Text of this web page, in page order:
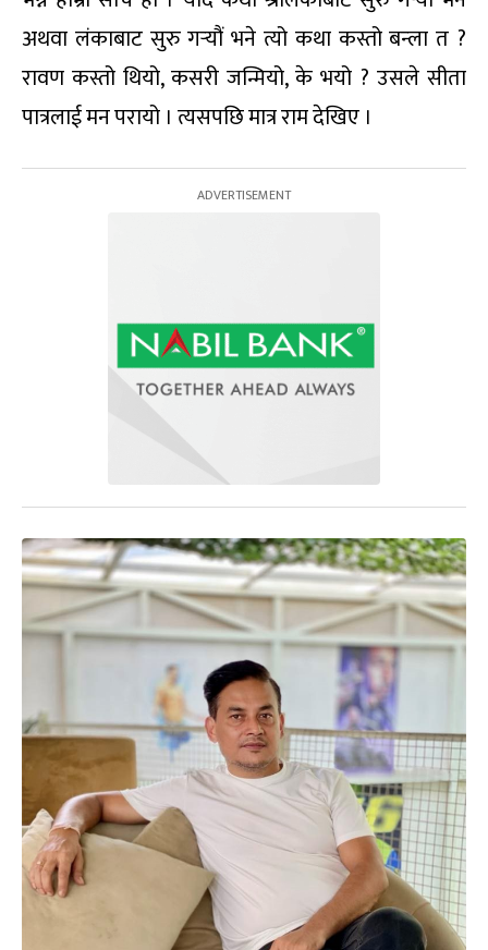
अथवा लंकाबाट सुरु गर्‍यौं भने त्यो कथा कस्तो बन्ला त ?
रावण कस्तो थियो, कसरी जन्मियो, के भयो ? उसले सीता
पात्रलाई मन परायो । त्यसपछि मात्र राम देखिए ।